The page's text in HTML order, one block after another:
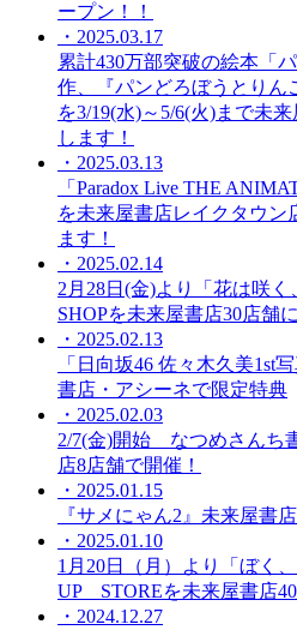
ープン！！
・2025.03.17
累計430万部突破の絵本「
作、『パンどろぼうとりん
を3/19(水)～5/6(火)まで未
します！
・2025.03.13
「Paradox Live THE
を未来屋書店レイクタウン
ます！
・2025.02.14
2月28日(金)より「花は咲く
SHOPを未来屋書店30店舗
・2025.02.13
「日向坂46 佐々木久美1st
書店・アシーネで限定特典
・2025.02.03
2/7(金)開始 なつめさんち
店8店舗で開催！
・2025.01.15
『サメにゃん2』未来屋書
・2025.01.10
1月20日（月）より「ぼく
UP STOREを未来屋書店
・2024.12.27